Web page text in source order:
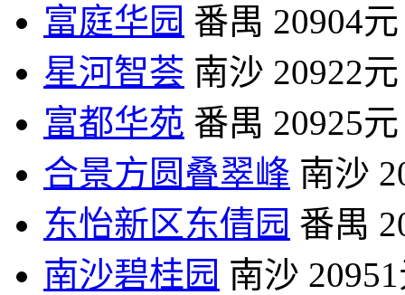
富庭华园 番禺 20904元
星河智荟 南沙 20922元
富都华苑 番禺 20925元
合景方圆叠翠峰 南沙
东怡新区东倩园 番禺
南沙碧桂园 南沙